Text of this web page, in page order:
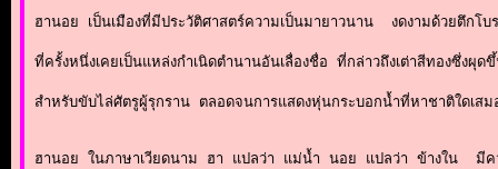
ฮานอย เป็นเมืองที่มีประวัติศาสตร์ความเป็นมายาวนาน  งดงามด้วยตึก
ที่ครั้งหนึ่งเคยเป็นแหล่งกำเนิดตำนานอันเลื่องชื่อ ที่กล่าวถึงเต่าสีทองซึ่งผุ
สำหรับขับไล่ศัตรูผู้รุกราน ตลอดจนการแสดงหุ่นกระบอกน้ำที่หาชาติใดเ
ฮานอย ในภาษาเวียดนาม ฮา แปลว่า แม่น้ำ นอย แปลว่า ข้างใน  มี